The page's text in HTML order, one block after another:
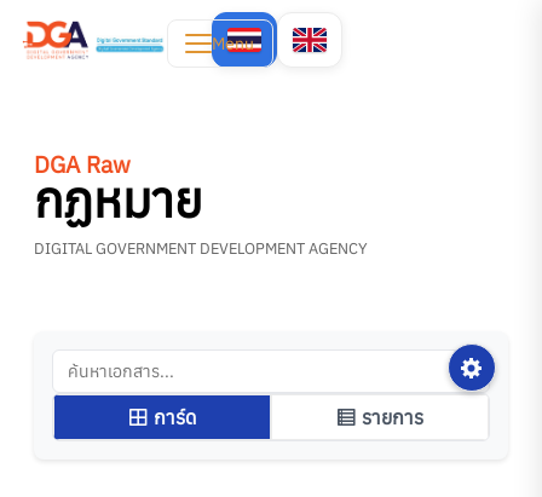
Menu
DGA Raw
กฏหมาย
DIGITAL GOVERNMENT DEVELOPMENT AGENCY
การ์ด รายการ